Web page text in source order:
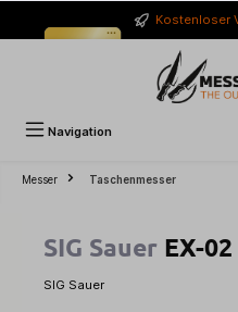
Kostenloser
Navigation
Messer Taschenmesser
SIG Sauer EX-
SIG Sauer